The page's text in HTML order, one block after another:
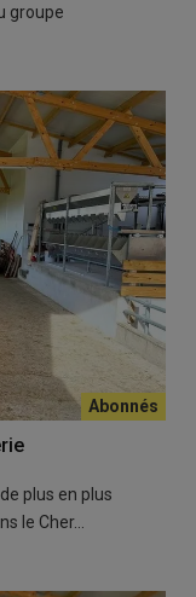
groupe
plus en plus
le Cher…